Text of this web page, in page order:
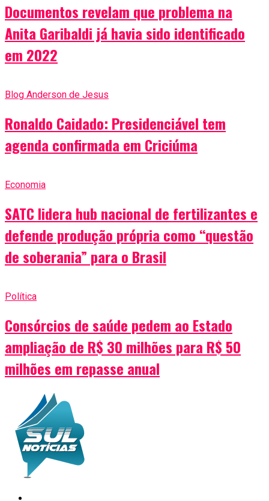
Documentos revelam que problema na
Anita Garibaldi já havia sido identificado
em 2022
Blog Anderson de Jesus
Ronaldo Caidado: Presidenciável tem
agenda confirmada em Criciúma
Economia
SATC lidera hub nacional de fertilizantes e
defende produção própria como “questão
de soberania” para o Brasil
Política
Consórcios de saúde pedem ao Estado
ampliação de R$ 30 milhões para R$ 50
milhões em repasse anual